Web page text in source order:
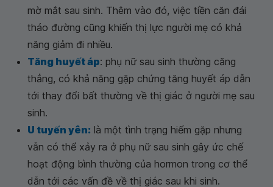
mờ mắt sau sinh. Thêm vào đó, việc tiền căn đái
tháo đường cũng khiến thị lực người mẹ có khả
năng giảm đi nhiều.
Tăng huyết áp: phụ nữ sau sinh thường căng
thẳng, có khả năng gặp chứng tăng huyết áp dẫn
tới thay đổi bất thường về thị giác ở người mẹ sau
sinh.
U tuyến yên: là một tình trạng hiếm gặp nhưng
vẫn có thể xảy ra ở phụ nữ sau sinh gây ức chế
hoạt động bình thường của hormon trong cơ thể
dẫn tới các vấn đề về thị giác sau khi sinh.